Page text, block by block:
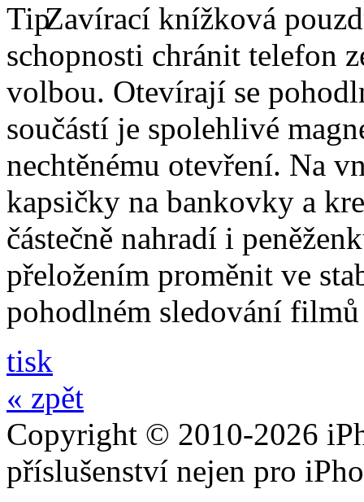
Zavírací knížková
schopnosti chránit telefon
volbou. Otevírají se
součástí je spolehlivé
nechtěnému otevření. Na
kapsičky na bankovky a
částečně nahradí i
přeložením proměnit ve
pohodlném sledování
tisk
« zpět
Copyright © 2010-2026
příslušenství nejen pro